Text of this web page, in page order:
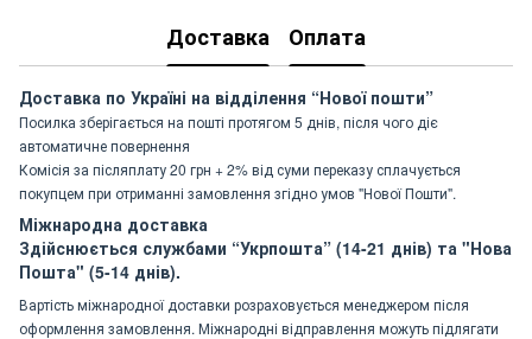
Доставка Оплата
Доставка по Україні на відділення “Нової пошти”
Посилка зберігається на пошті протягом 5 днів, після чого діє
автоматичне повернення
Комісія за післяплату 20 грн + 2% від суми переказу сплачується
покупцем при отриманні замовлення згідно умов "Нової Пошти".
Міжнародна доставка
Здійснюється службами “Укрпошта” (14-21 днів) та "Нова
Пошта" (5-14 днів).
Вартість міжнародної доставки розраховується менеджером після
оформлення замовлення. Міжнародні відправлення можуть підлягати